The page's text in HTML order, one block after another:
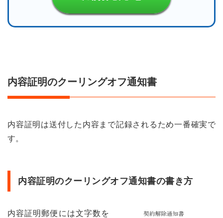
内容証明のクーリングオフ通知書
内容証明は送付した内容まで記録されるため一番確実で
す。
内容証明のクーリングオフ通知書の書き方
内容証明郵便には文字数を